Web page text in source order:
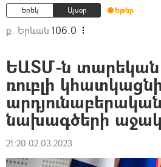
Երեկ Այսօր Եթեր
ք. Երևան 106.0
ԵԱՏՄ-ն տարեկան
ռուբլի
արդյունաբերական
նախագծերի
21:20 02.03.2023